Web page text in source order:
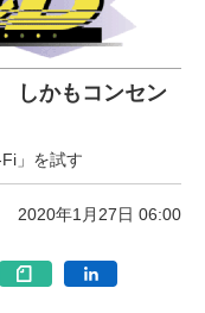
しかもコンセン
」を試す
2020年1月27日 06:00